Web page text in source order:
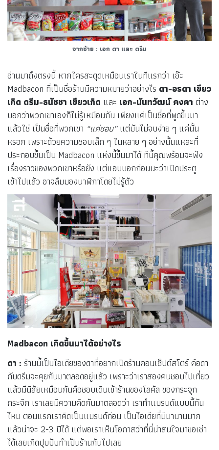
จากซ้าย : เอก ดา และ ดรีม
อ่านมาถึงตรงนี้ หากใครสะดุดเหมือนเราในทีแรกว่า เอ๊ะ
Madbacon ที่เป็นชื่อร้านมีความหมายว่าอย่างไร ดา-อรดา เขียว
เกิด ดรีม-ธนัชชา เขียวเกิด และ เอก-นันทวัฒน์ คงคา ต่าง
บอกว่าพวกเขาเองก็ไม่รู้เหมือนกัน เพียงแค่เป็นชื่อที่พูดขึ้นมา
แล้วใช่ เป็นชื่อที่พวกเขา “แค่ชอบ”แต่มันไม่จบง่าย ๆ แค่นั้น
หรอก เพราะด้วยความชอบเล็ก ๆ ในหลาย ๆ อย่างนั้นแหละที่
ประกอบขึ้นเป็น Madbacon แห่งนี้ขึ้นมาได้ ทีนี้คุณพร้อมจะฟัง
เรื่องราวของพวกเขาหรือยัง แต่แอบบอกก่อนนะว่าเปิดประตู
เข้าไปแล้ว อาจลืมมองนาฬิกาโดยไม่รู้ตัว
Madbacon เกิดขึ้นมาได้อย่างไร
ดา : ร้านนี้เป็นไอเดียของดาที่อยากเปิดร้านคอนเซ็ปต์สโตร์ คือดา
กับดรีมจะคุยกันมาตลอดอยู่แล้ว เพราะว่าเราสองคนชอบไปเที่ยว
แล้วมีนิสัยเหมือนกันคือชอบเดินเข้าร้านของโลคัล ของกระจุก
กระจิก เราเลยมีความคิดกันมาตลอดว่า เราทำแบรนด์แบบนี้กัน
ไหม ตอนแรกเราคิดเป็นแบรนด์ก่อน เป็นไอเดียที่มีมานานมาก
แล้วน่าจะ 2-3 ปีได้ แต่พอเราเห็นโอกาสว่าที่นี่น่าสนใจมาขอเช่า
ได้เลยเกิดปุบปับทำเป็นร้านกันไปเลย